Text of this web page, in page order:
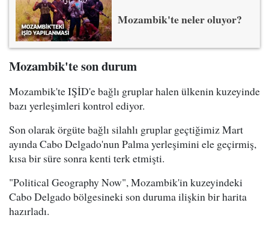
Mozambik'te neler oluyor?
Mozambik'te son durum
Mozambik'te IŞİD'e bağlı gruplar halen ülkenin kuzeyinde
bazı yerleşimleri kontrol ediyor.
Son olarak örgüte bağlı silahlı gruplar geçtiğimiz Mart
ayında Cabo Delgado'nun Palma yerleşimini ele geçirmiş,
kısa bir süre sonra kenti terk etmişti.
"Political Geography Now", Mozambik'in kuzeyindeki
Cabo Delgado bölgesineki son duruma ilişkin bir harita
hazırladı.